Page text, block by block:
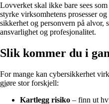
Lovverket skal ikke bare sees
styrke virksomhetens prosesser
sikkerhet og personvern på alvor,
ansvarlighet og profesjonalitet.
Slik kommer du i
For mange kan cybersikkerhet
gjøre stor forskjell:
Kartlegg risiko – finn ut